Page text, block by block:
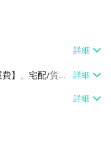
】、宅配/貨運